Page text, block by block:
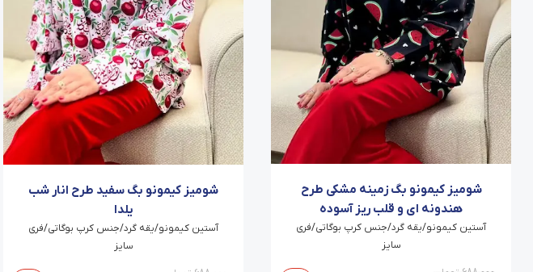
شومیز کیمونو بگ زمینه مشکی طرح
هندونه ای و قلب ریز آسوده
آستین کیمونو/یقه گرد/جنس کرپ بوگاتی/فری
سایز
شومیز کیمونو بگ سفید طرح انار شب
یلدا
آستین کیمونو/یقه گرد/جنس کرپ بوگاتی/فری
سایز